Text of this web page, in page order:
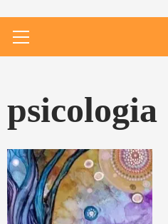
Menu
psicologia